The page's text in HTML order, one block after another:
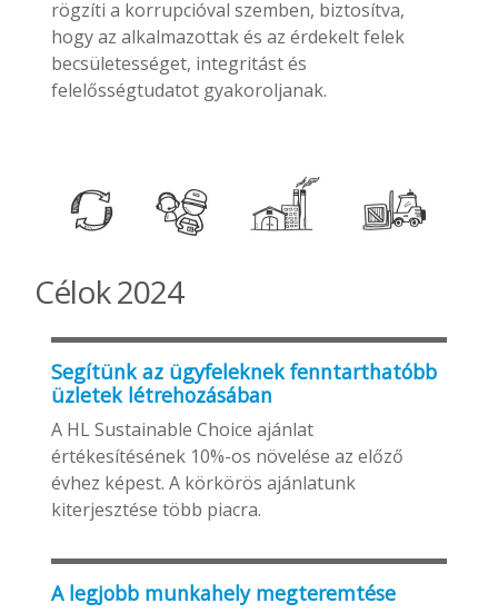
rögzíti a korrupcióval szemben, biztosítva,
hogy az alkalmazottak és az érdekelt felek
becsületességet, integritást és
felelősségtudatot gyakoroljanak.
Célok 2024
Segítünk az ügyfeleknek fenntarthatóbb
üzletek létrehozásában
A HL Sustainable Choice ajánlat
értékesítésének 10%-os növelése az előző
évhez képest. A körkörös ajánlatunk
kiterjesztése több piacra.
A legjobb munkahely megteremtése